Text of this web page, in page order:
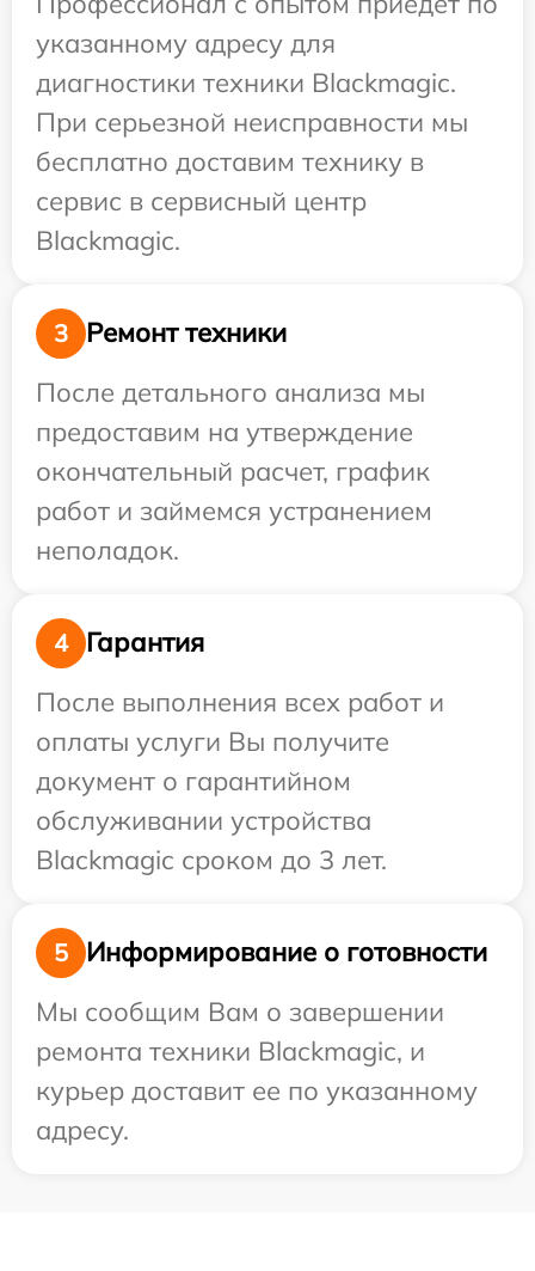
указанному адресу для
диагностики техники Blackmagic.
При серьезной неисправности мы
бесплатно доставим технику в
сервис в сервисный центр
Blackmagic.
3
Ремонт техники
После детального анализа мы
предоставим на утверждение
окончательный расчет, график
работ и займемся устранением
неполадок.
4
Гарантия
После выполнения всех работ и
оплаты услуги Вы получите
документ о гарантийном
обслуживании устройства
Blackmagic сроком до 3 лет.
5
Информирование о готовности
Мы сообщим Вам о завершении
ремонта техники Blackmagic, и
курьер доставит ее по указанному
адресу.